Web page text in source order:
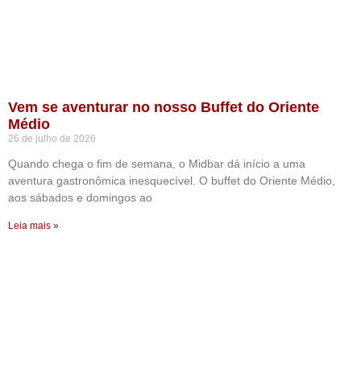
Vem se aventurar no nosso Buffet do Oriente
Médio
26 de julho de 2026
Quando chega o fim de semana, o Midbar dá início a uma
aventura gastronômica inesquecível. O buffet do Oriente Médio,
aos sábados e domingos ao
Leia mais »